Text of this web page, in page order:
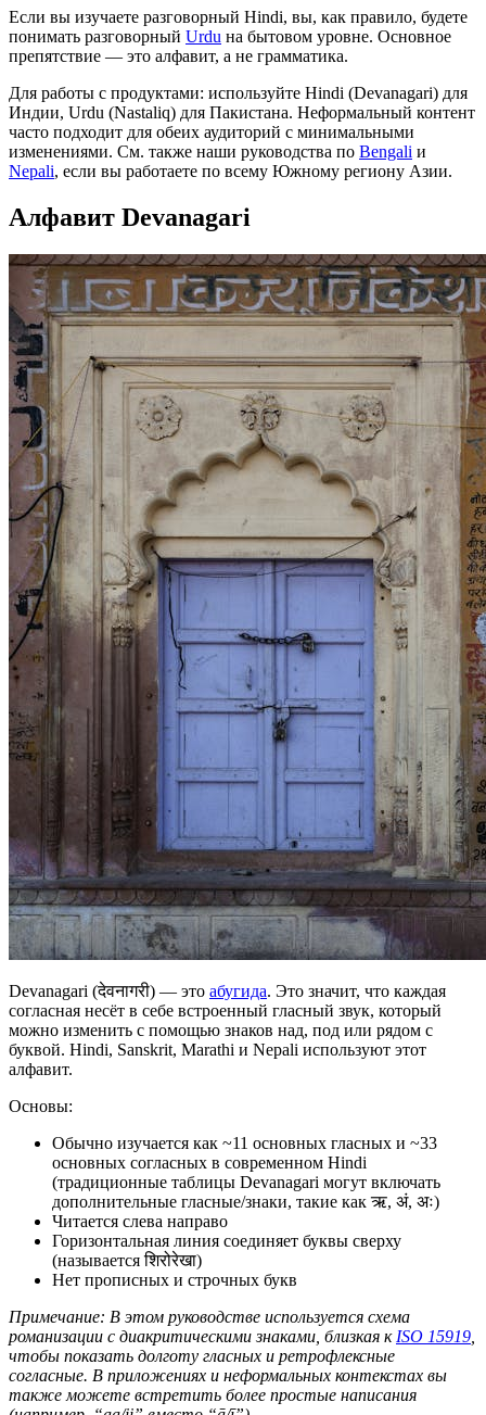
Если вы изучаете разговорный Hindi, вы, как правило, будете
понимать разговорный Urdu на бытовом уровне. Основное
препятствие — это алфавит, а не грамматика.
Для работы с продуктами: используйте Hindi (Devanagari) для
Индии, Urdu (Nastaliq) для Пакистана. Неформальный контент
часто подходит для обеих аудиторий с минимальными
изменениями. См. также наши руководства по Bengali и
Nepali, если вы работаете по всему Южному региону Азии.
Алфавит Devanagari
Devanagari (देवनागरी) — это абугида. Это значит, что каждая
согласная несёт в себе встроенный гласный звук, который
можно изменить с помощью знаков над, под или рядом с
буквой. Hindi, Sanskrit, Marathi и Nepali используют этот
алфавит.
Основы:
Обычно изучается как ~11 основных гласных и ~33
основных согласных в современном Hindi
(традиционные таблицы Devanagari могут включать
дополнительные гласные/знаки, такие как ऋ, अं, अः)
Читается слева направо
Горизонтальная линия соединяет буквы сверху
(называется शिरोरेखा)
Нет прописных и строчных букв
Примечание: В этом руководстве используется схема
романизации с диакритическими знаками, близкая к ISO 15919
чтобы показать долготу гласных и ретрофлексные
согласные. В приложениях и неформальных контекстах вы
также можете встретить более простые написания